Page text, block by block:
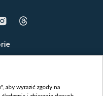
aby wyrazić zgody na